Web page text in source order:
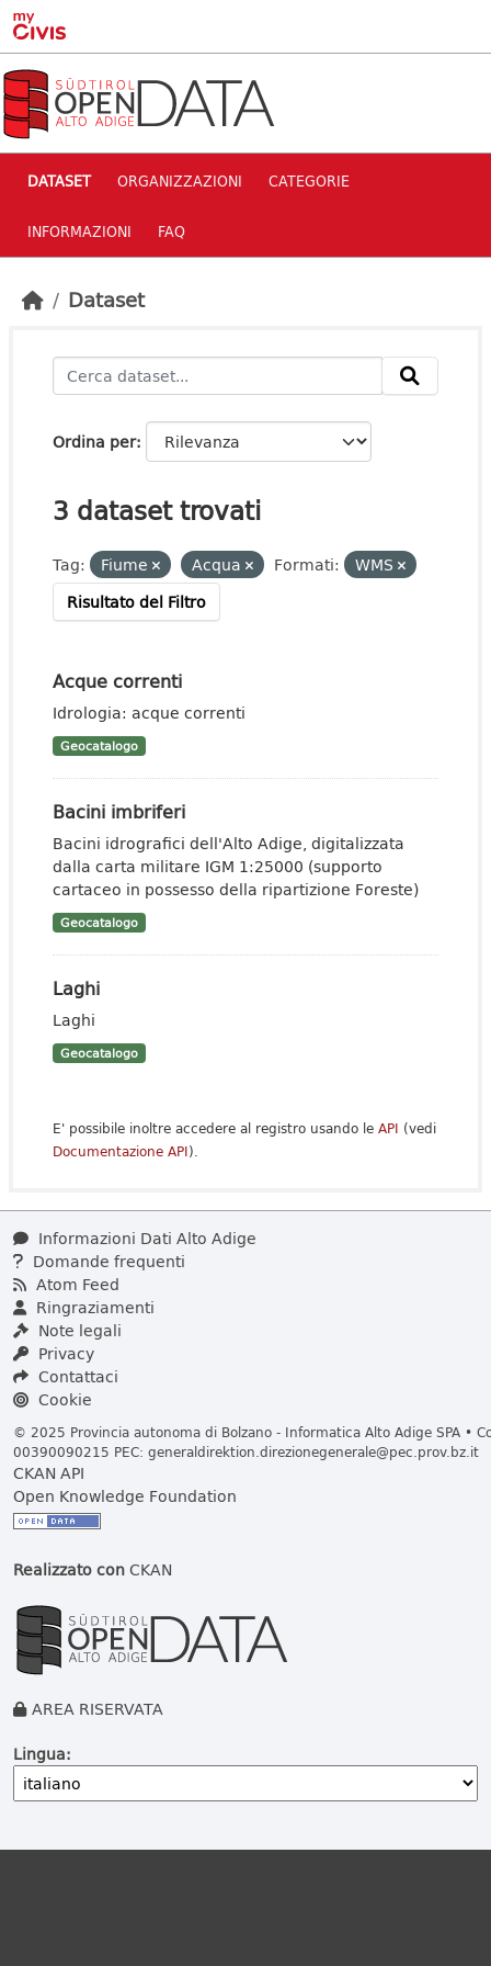
Skip to main content
DATASET ORGANIZZAZIONI CATEGORIE
INFORMAZIONI FAQ
Dataset
Ordina per
3 dataset trovati
Tag: Fiume Acqua Formati:
WMS
Risultato del Filtro
Acque correnti
Idrologia: acque correnti
Geocatalogo
Bacini imbriferi
Bacini idrografici dell'Alto Adige, digitalizzata
dalla carta militare IGM 1:25000 (supporto
cartaceo in possesso della ripartizione Foreste)
Geocatalogo
Laghi
Laghi
Geocatalogo
E' possibile inoltre accedere al registro usando le API (vedi
Documentazione API).
Informazioni Dati Alto Adige
Domande frequenti
Atom Feed
Ringraziamenti
Note legali
Privacy
Contattaci
Cookie
© 2025 Provincia autonoma di Bolzano - Informatica Alto Adige SPA •
00390090215 PEC: generaldirektion.direzionegenerale@pec.prov.bz.it
CKAN API
Open Knowledge Foundation
Realizzato conCKAN
AREA RISERVATA
Lingua